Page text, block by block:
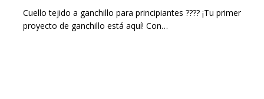
Cuello tejido a ganchillo para principiantes ???? ¡Tu primer
proyecto de ganchillo está aquí! Con…